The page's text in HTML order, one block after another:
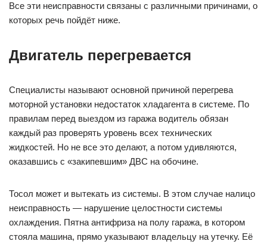
Все эти неисправности связаны с различными причинами, о
которых речь пойдёт ниже.
Двигатель перегревается
Специалисты называют основной причиной перегрева
моторной установки недостаток хладагента в системе. По
правилам перед выездом из гаража водитель обязан
каждый раз проверять уровень всех технических
жидкостей. Но не все это делают, а потом удивляются,
оказавшись с «закипевшим» ДВС на обочине.
Тосол может и вытекать из системы. В этом случае налицо
неисправность — нарушение целостности системы
охлаждения. Пятна антифриза на полу гаража, в котором
стояла машина, прямо указывают владельцу на утечку. Её